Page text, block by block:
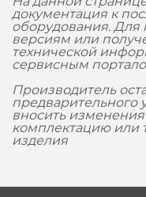
документация к
оборудования. Для
версиям или
технической
сервисным
Производитель
предварительного
вносить
комплектацию или
изделия